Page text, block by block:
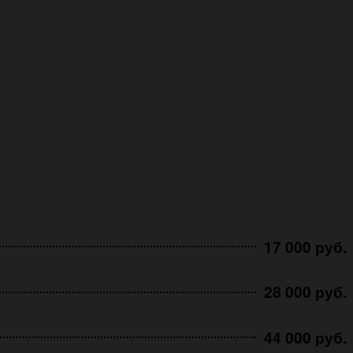
17 000 руб.
28 000 руб.
44 000 руб.